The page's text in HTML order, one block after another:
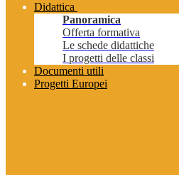
Didattica
Panoramica
Offerta formativa
Le schede didattiche
I progetti delle classi
Documenti utili
Progetti Europei